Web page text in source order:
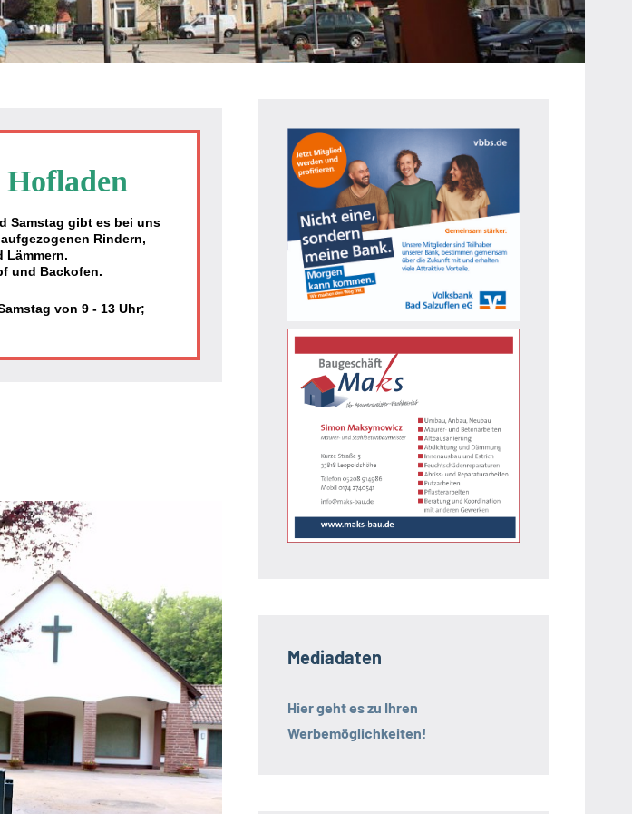
Samstag gibt es bei uns
Rindern,
Lämmern.
und Backofen.
von 9 - 13 Uhr;
Mediadaten
Hier geht es zu Ihren
Werbemöglichkeiten!